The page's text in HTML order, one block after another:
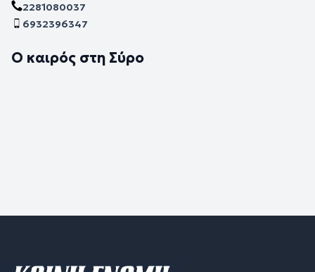
2281080037
6932396347
Ο καιρός στη Σύρο